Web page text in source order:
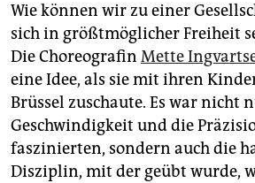
unterstützen
abo
genossenschaft
epaper login
Wie können wir zu einer
sich in größtmöglicher Freiheit
Die Choreografin Mette
eine Idee, als sie mit ihren
Brüssel zuschaute. Es war nicht
Geschwindigkeit und die
faszinierten, sondern auch die
Disziplin, mit der geübt wurde,